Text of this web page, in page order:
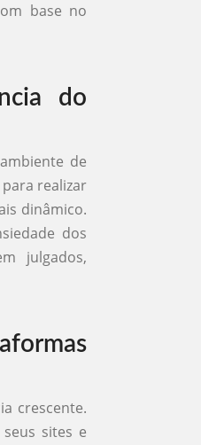
base no
do
de
realizar
dinâmico.
dos
julgados,
crescente.
sites e